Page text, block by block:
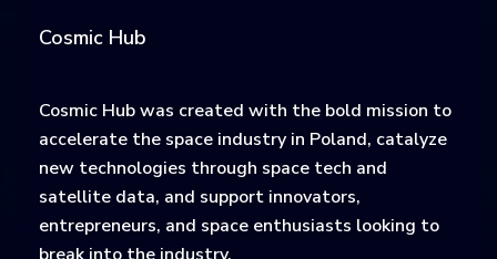
Cosmic Hub
Cosmic Hub was created with the bold mission to
accelerate the space industry in Poland, catalyze
new technologies through space tech and
satellite data, and support innovators,
entrepreneurs, and space enthusiasts looking to